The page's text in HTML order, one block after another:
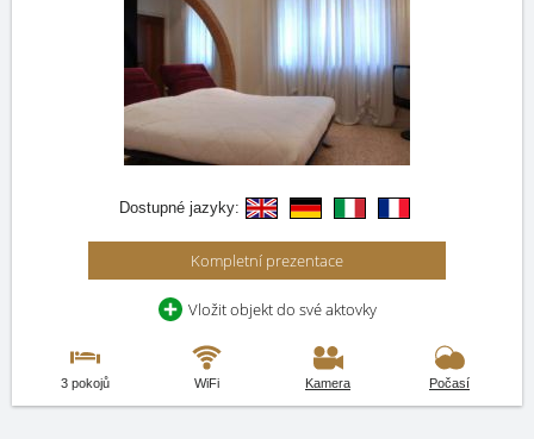
Dostupné jazyky:
Kompletní prezentace
Vložit objekt do své aktovky
3 pokojů WiFi Kamera Počasí